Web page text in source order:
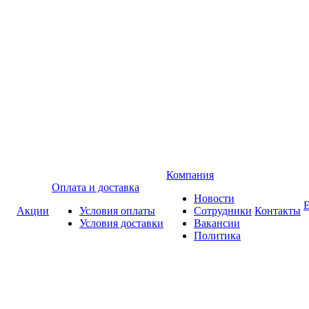
Акции
Оплата и доставка
Условия оплаты
Условия доставки
Компания
Новости
Сотрудники
Вакансии
Политика
Контакты